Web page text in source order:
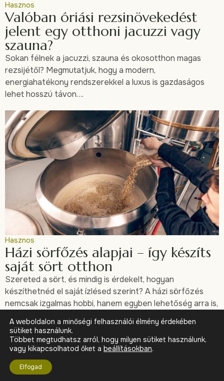
Hasznos
Valóban óriási rezsinövekedést
jelent egy otthoni jacuzzi vagy
szauna?
Sokan félnek a jacuzzi, szauna és okosotthon magas
rezsijétől? Megmutatjuk, hogy a modern,
energiahatékony rendszerekkel a luxus is gazdaságos
lehet hosszú távon….
Hasznos
Házi sörfőzés alapjai – így készíts
saját sört otthon
Szereted a sört, és mindig is érdekelt, hogyan
készíthetnéd el saját ízlésed szerint? A házi sörfőzés
nemcsak izgalmas hobbi, hanem egyben lehetőség arra is,
hogy teljes mértékben te kontrolláld az…
A weboldalon a minőségi felhasználói élmény érdekében
sütiket használunk.
Többet megtudhatsz arról, hogy milyen sütiket használunk,
vagy kikapcsolhatod őket a beállításokban.
Elfogad